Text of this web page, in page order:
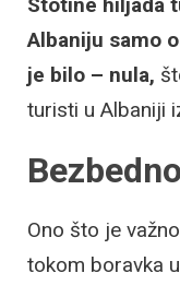
Albaniju samo
je bilo – nula,
turisti u Albaniji
Ono što je
tokom boravka